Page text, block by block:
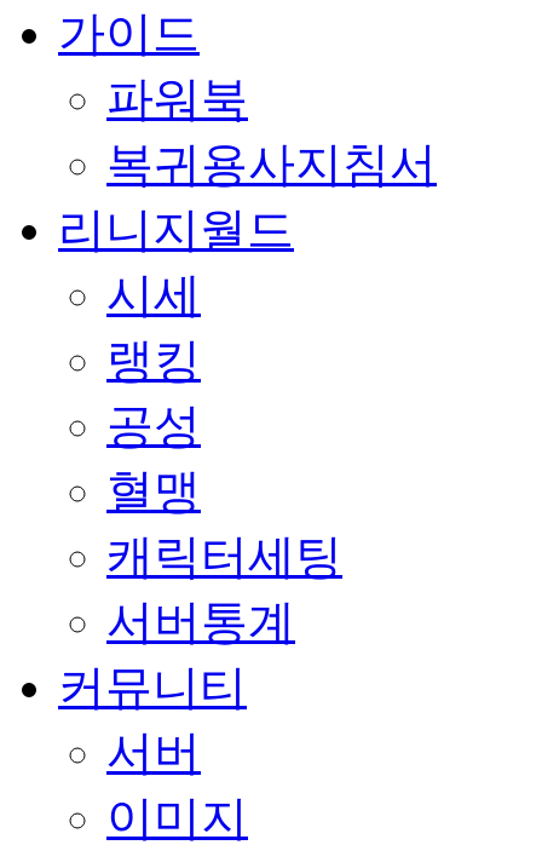
가이드
파워북
복귀용사지침서
리니지월드
시세
랭킹
공성
혈맹
캐릭터세팅
서버통계
커뮤니티
서버
이미지